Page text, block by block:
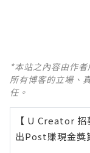
*本站之內容由作
所有博客的立場、
任。
【 U Creator 招
出Post賺現金獎